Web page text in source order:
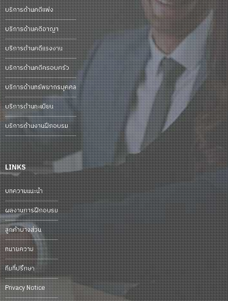
บริการด้านคดีแพ่ง
บริการด้านคดีอาญา
บริการด้านคดีแรงงาน
บริการด้านคดีครอบครัว
บริการด้านทรัพยากรบุคคล
บริการด้านทะเบียน
บริการด้านงานฝึกอบรม
LINKS
บทความแนะนำ
ผลงานการฝึกอบรม
ลูกค้าบางส่วน
ทนายความ
ทีมที่ปรึกษา
Privacy Notice